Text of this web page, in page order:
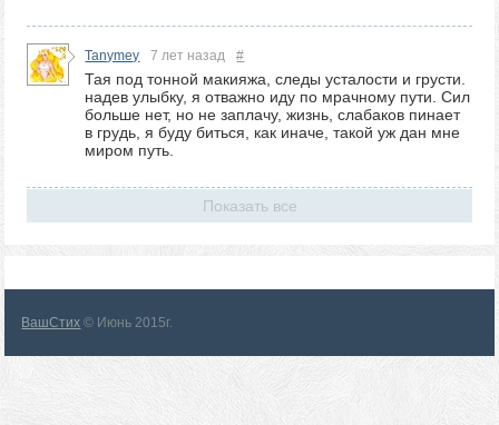
Tanymey 7 лет назад #
Тая под тонной макияжа, следы усталости и грусти.
надев улыбку, я отважно иду по мрачному пути. Сил
больше нет, но не заплачу, жизнь, слабаков пинает
в грудь, я буду биться, как иначе, такой уж дан мне
миром путь.
Показать все
ВашСтих © Июнь 2015г.